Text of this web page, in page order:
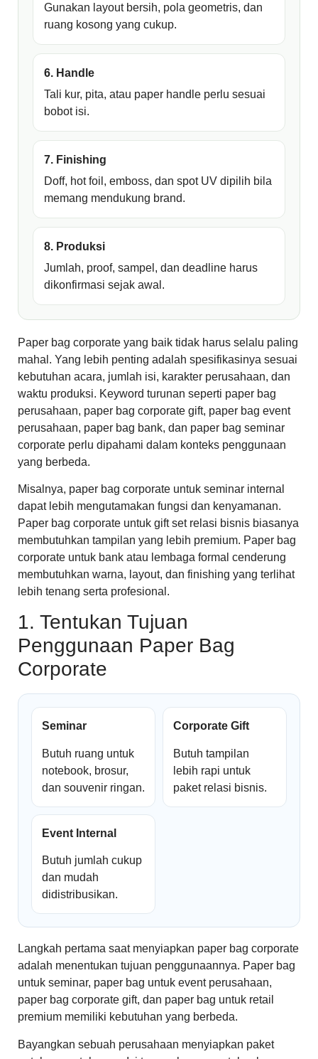
Gunakan layout bersih, pola geometris, dan
ruang kosong yang cukup.
6. Handle
Tali kur, pita, atau paper handle perlu sesuai
bobot isi.
7. Finishing
Doff, hot foil, emboss, dan spot UV dipilih bila
memang mendukung brand.
8. Produksi
Jumlah, proof, sampel, dan deadline harus
dikonfirmasi sejak awal.
Paper bag corporate yang baik tidak harus selalu paling
mahal. Yang lebih penting adalah spesifikasinya sesuai
kebutuhan acara, jumlah isi, karakter perusahaan, dan
waktu produksi. Keyword turunan seperti paper bag
perusahaan, paper bag corporate gift, paper bag event
perusahaan, paper bag bank, dan paper bag seminar
corporate perlu dipahami dalam konteks penggunaan
yang berbeda.
Misalnya, paper bag corporate untuk seminar internal
dapat lebih mengutamakan fungsi dan kenyamanan.
Paper bag corporate untuk gift set relasi bisnis biasanya
membutuhkan tampilan yang lebih premium. Paper bag
corporate untuk bank atau lembaga formal cenderung
membutuhkan warna, layout, dan finishing yang terlihat
lebih tenang serta profesional.
1. Tentukan Tujuan
Penggunaan Paper Bag
Corporate
Seminar
Butuh ruang untuk
notebook, brosur,
dan souvenir ringan.
Corporate Gift
Butuh tampilan
lebih rapi untuk
paket relasi bisnis.
Event Internal
Butuh jumlah cukup
dan mudah
didistribusikan.
Langkah pertama saat menyiapkan paper bag corporate
adalah menentukan tujuan penggunaannya. Paper bag
untuk seminar, paper bag untuk event perusahaan,
paper bag corporate gift, dan paper bag untuk retail
premium memiliki kebutuhan yang berbeda.
Bayangkan sebuah perusahaan menyiapkan paket